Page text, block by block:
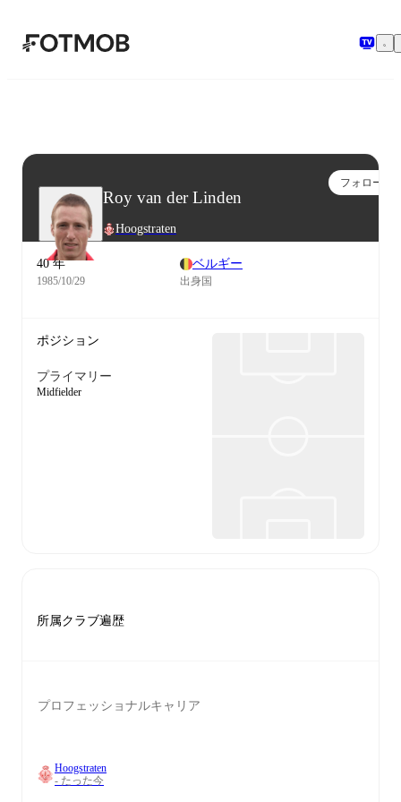
メインコンテンツへスキップ
Roy van der Linden
Hoogstraten
フォロー
40 年
1985/10/29
ベルギー
出身国
ポジション
プライマリー
Midfielder
所属クラブ遍歴
プロフェッショナルキャリア
Hoogstraten
- たった今